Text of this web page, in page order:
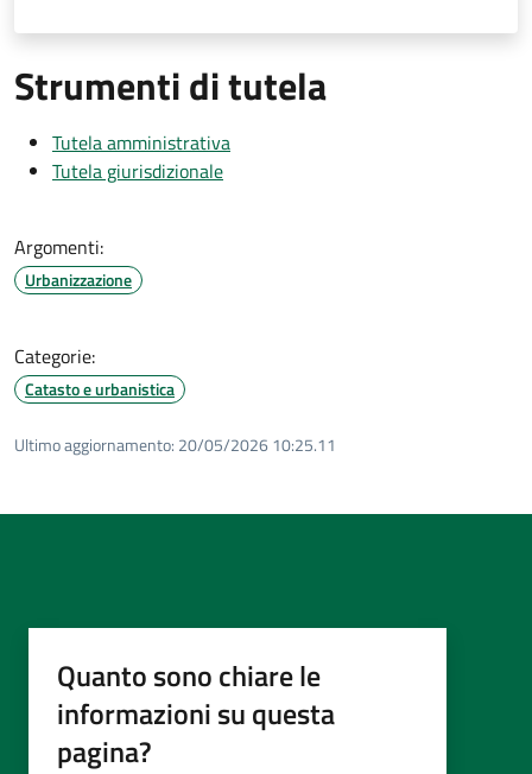
Strumenti di tutela
Tutela amministrativa
Tutela giurisdizionale
Argomenti:
Urbanizzazione
Categorie:
Catasto e urbanistica
Ultimo aggiornamento: 20/05/2026 10:25.11
Quanto sono chiare le
informazioni su questa
pagina?